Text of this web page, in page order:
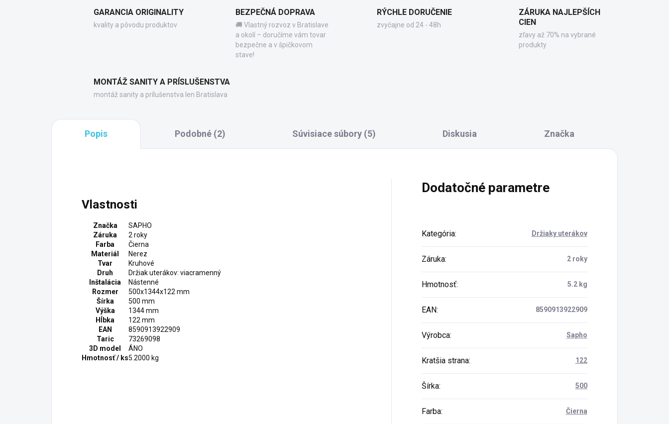
GARANCIA ORIGINALITY
kvality a pôvodu produktov
BEZPEČNÁ DOPRAVA
🚚 Vlastný rozvoz v Bratislave
a okolí – doručíme vám tovar
bezpečne a v špičkovom
stave!
RÝCHLE DORUČENIE
zvyčajne od 24 - 48h
ZÁRUKA NAJLEPŠÍCH
CIEN
zľavy až 70% na vybrané
produkty
MONTÁŽ SANITY A PRÍSLUŠENSTVA
montáž sanity a prílušenstva len Bratislava
Popis Podobné (2) Súvisiace súbory (5) Diskusia Značka
Vlastnosti
Značka
SAPHO
Záruka
2 roky
Farba
Čierna
Materiál
Nerez
Tvar
Kruhové
Druh
Držiak uterákov: viacramenný
Inštalácia
Nástenné
Rozmer
500x1344x122 mm
Šírka
500 mm
Výška
1344 mm
Hĺbka
122 mm
EAN
8590913922909
Taric
73269098
3D model
ÁNO
Hmotnosť / ks5.2000 kg
Dodatočné parametre
Kategória: Držiaky uterákov
Záruka: 2 roky
Hmotnosť: 5.2 kg
EAN: 8590913922909
Výrobca: Sapho
Kratšia strana: 122
Šírka: 500
Farba: Čierna